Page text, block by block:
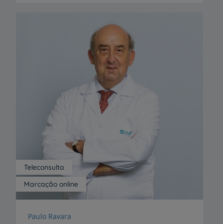
Marcação online
Teleconsulta
Paulo Ravara